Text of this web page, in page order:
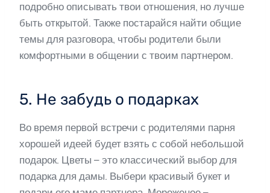
подробно описывать твои отношения, но лучше
быть открытой. Также постарайся найти общие
темы для разговора, чтобы родители были
комфортными в общении с твоим партнером.
5. Не забудь о подарках
Во время первой встречи с родителями парня
хорошей идеей будет взять с собой небольшой
подарок. Цветы – это классический выбор для
подарка для дамы. Выбери красивый букет и